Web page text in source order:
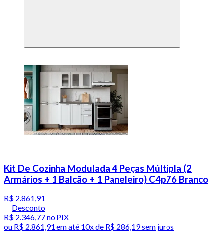
Kit De Cozinha Modulada 4 Peças Múltipla (2
Armários + 1 Balcão + 1 Paneleiro) C4p76 Branco
R$ 2.861,91
Desconto
R$ 2.346,77no PIX
ou R$ 2.861,91 em até 10x de R$ 286,19 sem juros